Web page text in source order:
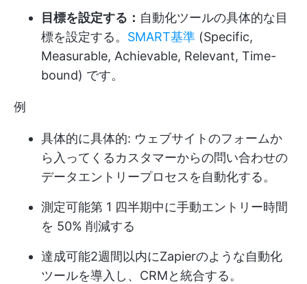
目標を設定する： 自動化ツールの具体的な目
標を設定する。 SMART基準 (Specific,
Measurable, Achievable, Relevant, Time-
bound) です。
例
具体的に具体的: ウェブサイトのフォームか
ら入ってくるカスタマーからの問い合わせの
データエントリープロセスを自動化する。
測定可能第 1 四半期中に手動エントリー時間
を 50% 削減する
達成可能2週間以内にZapierのような自動化
ツールを導入し、CRMと統合する。